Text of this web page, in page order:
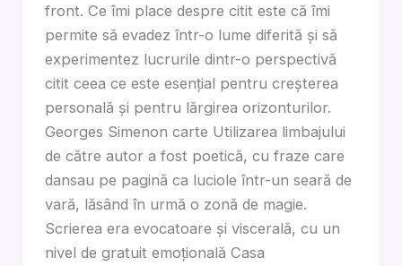
front. Ce îmi place despre citit este că îmi
permite să evadez într-o lume diferită și să
experimentez lucrurile dintr-o perspectivă
citit ceea ce este esențial pentru creșterea
personală și pentru lărgirea orizonturilor.
Georges Simenon carte Utilizarea limbajului
de către autor a fost poetică, cu fraze care
dansau pe pagină ca luciole într-un seară de
vară, lăsând în urmă o zonă de magie.
Scrierea era evocatoare și viscerală, cu un
nivel de gratuit emoțională Casa